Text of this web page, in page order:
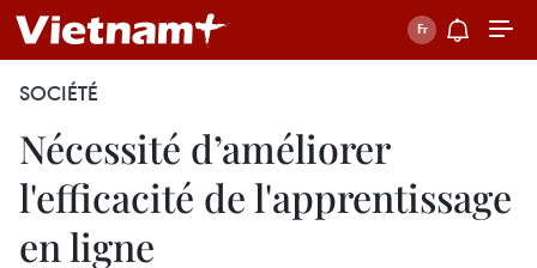
SOCIÉTÉ
Nécessité d’améliorer
l'efficacité de l'apprentissage
en ligne